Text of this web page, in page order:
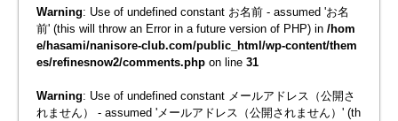
Warning: Use of undefined constant お名前 - assumed 'お名
前' (this will throw an Error in a future version of PHP) in /hom
e/hasami/nanisore-club.com/public_html/wp-content/them
es/refinesnow2/comments.php on line 31
Warning: Use of undefined constant メールアドレス（公開さ
れません） - assumed 'メールアドレス（公開されません）' (th